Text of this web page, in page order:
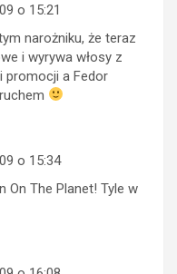
o 15:21
narożniku, że teraz
i wyrywa włosy z
promocji a Fedor
o 15:34
On The Planet! Tyle w